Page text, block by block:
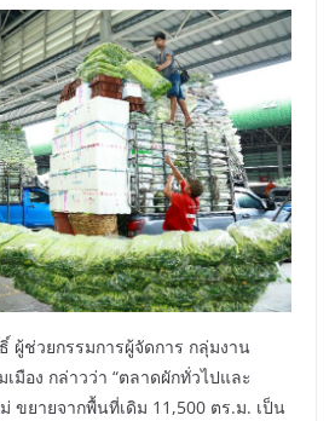
ช่วยกรรมการผู้จัดการ กลุ่มงาน
มือง กล่าวว่า “ตลาดผักทั่วไปและ
ขยายจากพื้นที่เดิม 11,500 ตร.ม. เป็น